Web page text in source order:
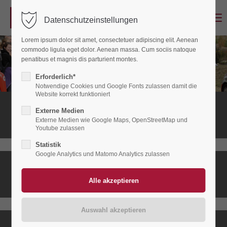
Login
Benutzername
Passwort
Anmelden
Register|Lost your password?
Support
Lorem ipsum dolor sit amet:
Stationäres
Hospiz
Ambulanter
Datenschutzeinstellungen
Lorem ipsum dolor sit amet, consectetuer adipiscing elit. Aenean
commodo ligula eget dolor. Aenean massa. Cum sociis natoque
penatibus et magnis dis parturient montes.
Erforderlich*
Notwendige Cookies und Google Fonts zulassen damit die
Website korrekt funktioniert
Externe Medien
Externe Medien wie Google Maps, OpenStreetMap und
Youtube zulassen
Statistik
Google Analytics und Matomo Analytics zulassen